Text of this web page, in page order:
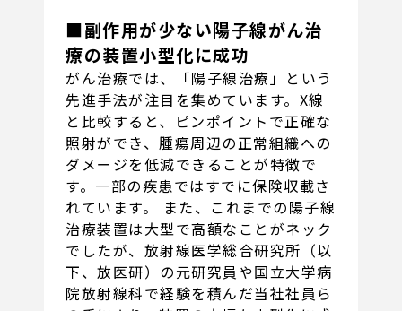
■副作用が少ない陽子線がん治
療の装置小型化に成功
がん治療では、「陽子線治療」という
先進手法が注目を集めています。X線
と比較すると、ピンポイントで正確な
照射ができ、腫瘍周辺の正常組織への
ダメージを低減できることが特徴で
す。一部の疾患ではすでに保険収載さ
れています。 また、これまでの陽子線
治療装置は大型で高額なことがネック
でしたが、放射線医学総合研究所（以
下、放医研）の元研究員や国立大学病
院放射線科で経験を積んだ当社社員ら